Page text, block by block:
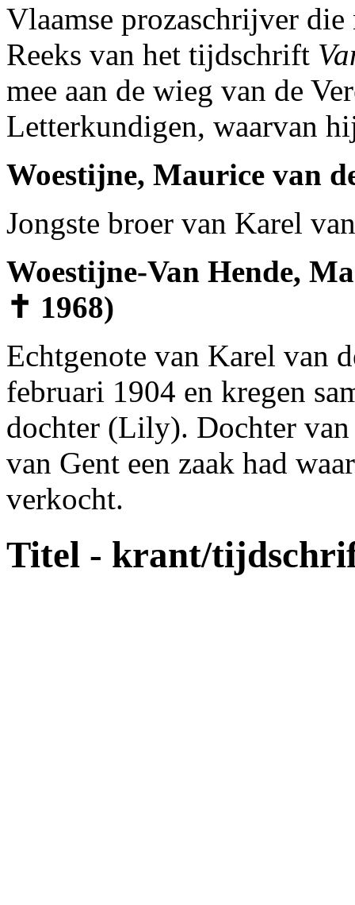
Vlaamse prozaschrijver die
Reeks van het tijdschrift
mee aan de wieg van de
Letterkundigen, waarvan
Woestijne, Maurice van
Jongste broer van Karel
Woestijne-Van Hende,
✝ 1968)
Echtgenote van Karel van
februari 1904 en kregen
dochter (Lily). Dochter van
van Gent een zaak had
verkocht.
Titel - krant/